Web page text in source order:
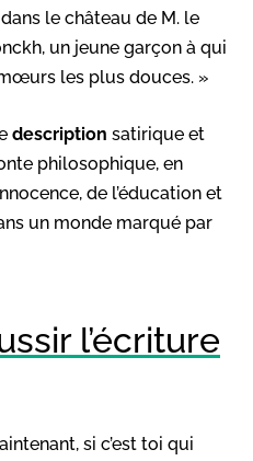
le château de M. le
un jeune garçon à qui
les plus douces. »
description satirique et
philosophique, en
de l’éducation et
un monde marqué par
l’écriture
si c’est toi qui